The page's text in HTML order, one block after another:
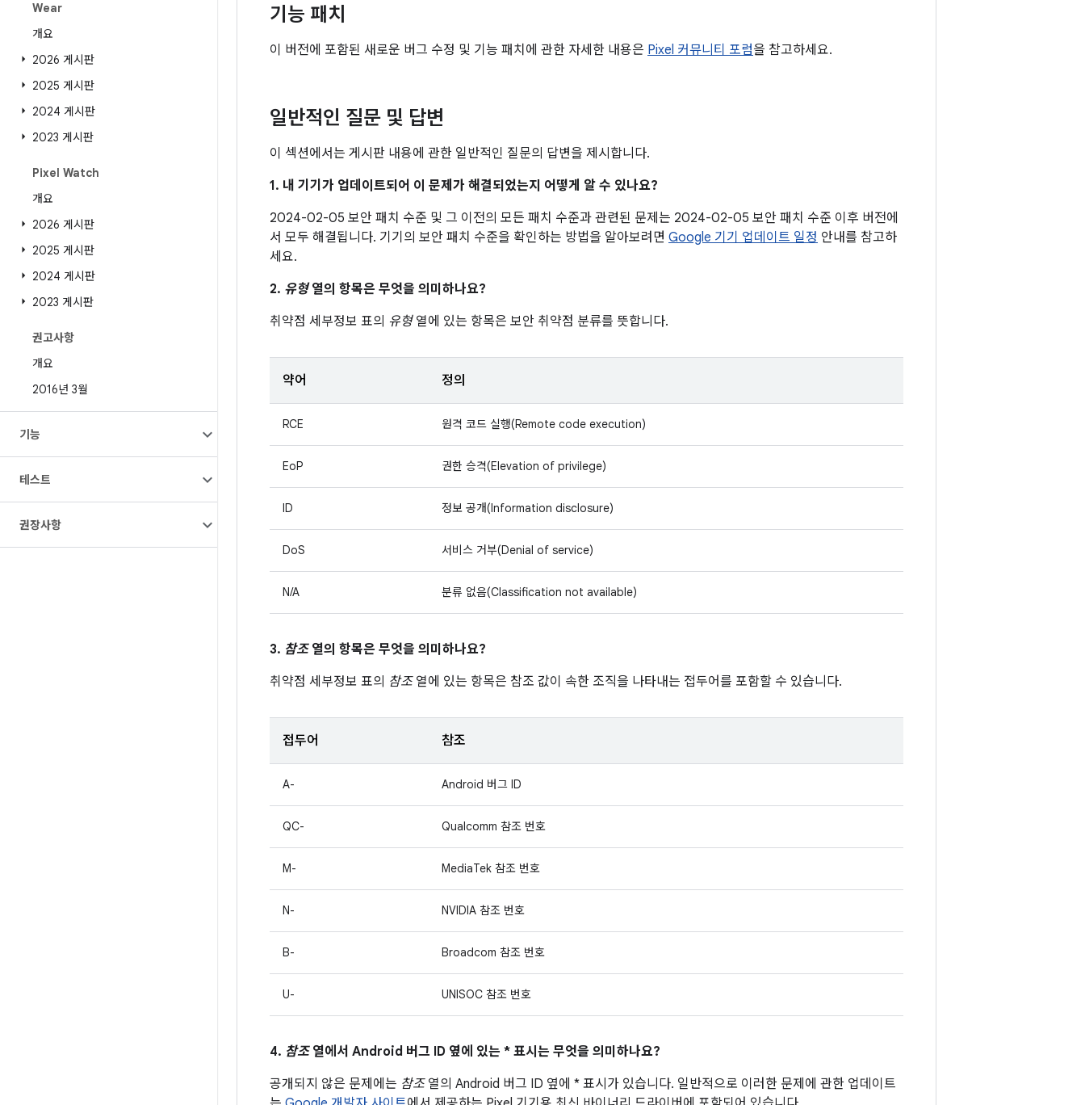
Wear
개요
2026 게시판
2025 게시판
2024 게시판
2023 게시판
Pixel Watch
개요
2026 게시판
2025 게시판
2024 게시판
2023 게시판
권고사항
개요
2016년 3월
기능
테스트
권장사항
기능 패치
이 버전에 포함된 새로운 버그 수정 및 기능 패치에 관한 자세한 내용은 Pixel 커뮤니티 포럼을 참고하세요.
일반적인 질문 및 답변
이 섹션에서는 게시판 내용에 관한 일반적인 질문의 답변을 제시합니다.
1. 내 기기가 업데이트되어 이 문제가 해결되었는지 어떻게 알 수 있나요?
2024-02-05 보안 패치 수준 및 그 이전의 모든 패치 수준과 관련된 문제는 2024-02-05 보안 패치 수준 이후 버전에
서 모두 해결됩니다. 기기의 보안 패치 수준을 확인하는 방법을 알아보려면 Google 기기 업데이트 일정 안내를 참고하
세요.
2. 유형열의 항목은 무엇을 의미하나요?
취약점 세부정보 표의 유형열에 있는 항목은 보안 취약점 분류를 뜻합니다.
약어 정의
RCE 원격 코드 실행(Remote code execution)
EoP 권한 승격(Elevation of privilege)
ID 정보 공개(Information disclosure)
DoS 서비스 거부(Denial of service)
N/A 분류 없음(Classification not available)
3. 참조열의 항목은 무엇을 의미하나요?
취약점 세부정보 표의 참조열에 있는 항목은 참조 값이 속한 조직을 나타내는 접두어를 포함할 수 있습니다.
접두어 참조
A- Android 버그 ID
QC- Qualcomm 참조 번호
M- MediaTek 참조 번호
N- NVIDIA 참조 번호
B- Broadcom 참조 번호
U- UNISOC 참조 번호
4. 참조열에서 Android 버그 ID 옆에 있는 * 표시는 무엇을 의미하나요?
공개되지 않은 문제에는 참조열의 Android 버그 ID 옆에 * 표시가 있습니다. 일반적으로 이러한 문제에 관한 업데이트